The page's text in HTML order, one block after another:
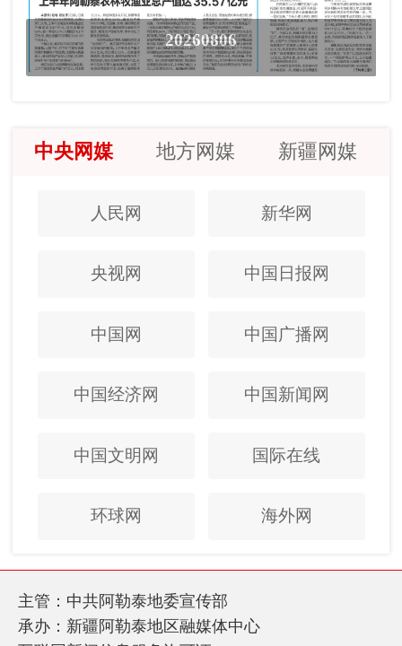
20260806
中央网媒 地方网媒 新疆网媒
人民网 新华网
央视网 中国日报网
中国网 中国广播网
中国经济网 中国新闻网
中国文明网 国际在线
环球网 海外网
主管：中共阿勒泰地委宣传部
承办：新疆阿勒泰地区融媒体中心